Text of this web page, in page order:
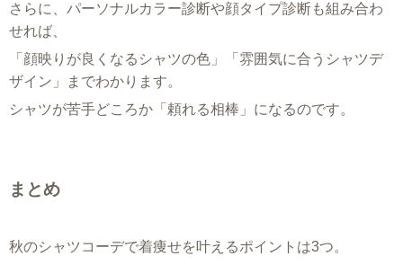
さらに、パーソナルカラー診断や顔タイプ診断も組み合わ
せれば、
「顔映りが良くなるシャツの色」「雰囲気に合うシャツデ
ザイン」までわかります。
シャツが苦手どころか「頼れる相棒」になるのです。
まとめ
秋のシャツコーデで着痩せを叶えるポイントは3つ。